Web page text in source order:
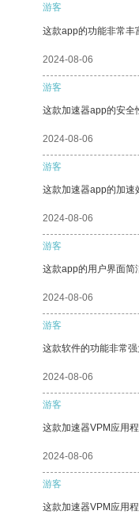
游客
这款app的功能非常丰
2024-08-06
游客
这款加速器app的安全
2024-08-06
游客
这款加速器app的加速
2024-08-06
游客
这款app的用户界面简
2024-08-06
游客
这款软件的功能非常强
2024-08-06
游客
这款加速器VPM应用
2024-08-06
游客
这款加速器VPM应用